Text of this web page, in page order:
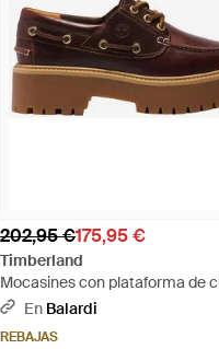
202,95 €175,95 €
Timberland
Mocasines con plataforma de
Stone Street - Marrón
En Balardi
REBAJAS